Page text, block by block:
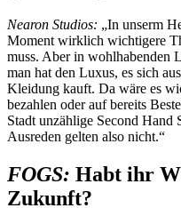
Nearon Studios: „In unserm
Moment wirklich wichtigere
muss. Aber in wohlhabenden
man hat den Luxus, es sich
Kleidung kauft. Da wäre es
bezahlen oder auf bereits
Stadt unzählige Second
Ausreden gelten also nicht.“
FOGS: Habt ihr
Zukunft?